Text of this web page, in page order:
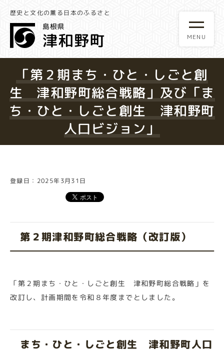
歴史と文化の薫る日本のふるさと
「第２期まち・ひと・しごと創
生 津和野町総合戦略」及び「ま
ち・ひと・しごと創生 津和野町
人口ビジョン」
登録日：2025年3月31日
第２期津和野町総合戦略（改訂版）
「第２期まち・ひと・しごと創生 津和野町総合戦略」を
改訂し、計画期間を令和８年度までとしました。
まち・ひと・しごと創生 津和野町人口